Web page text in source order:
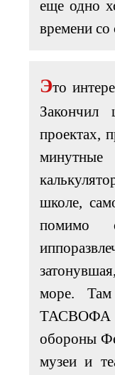
еще одно
времени
Это
проектах,
школе,
помимо
море.
ТАСВОФА
обороны
музеи и